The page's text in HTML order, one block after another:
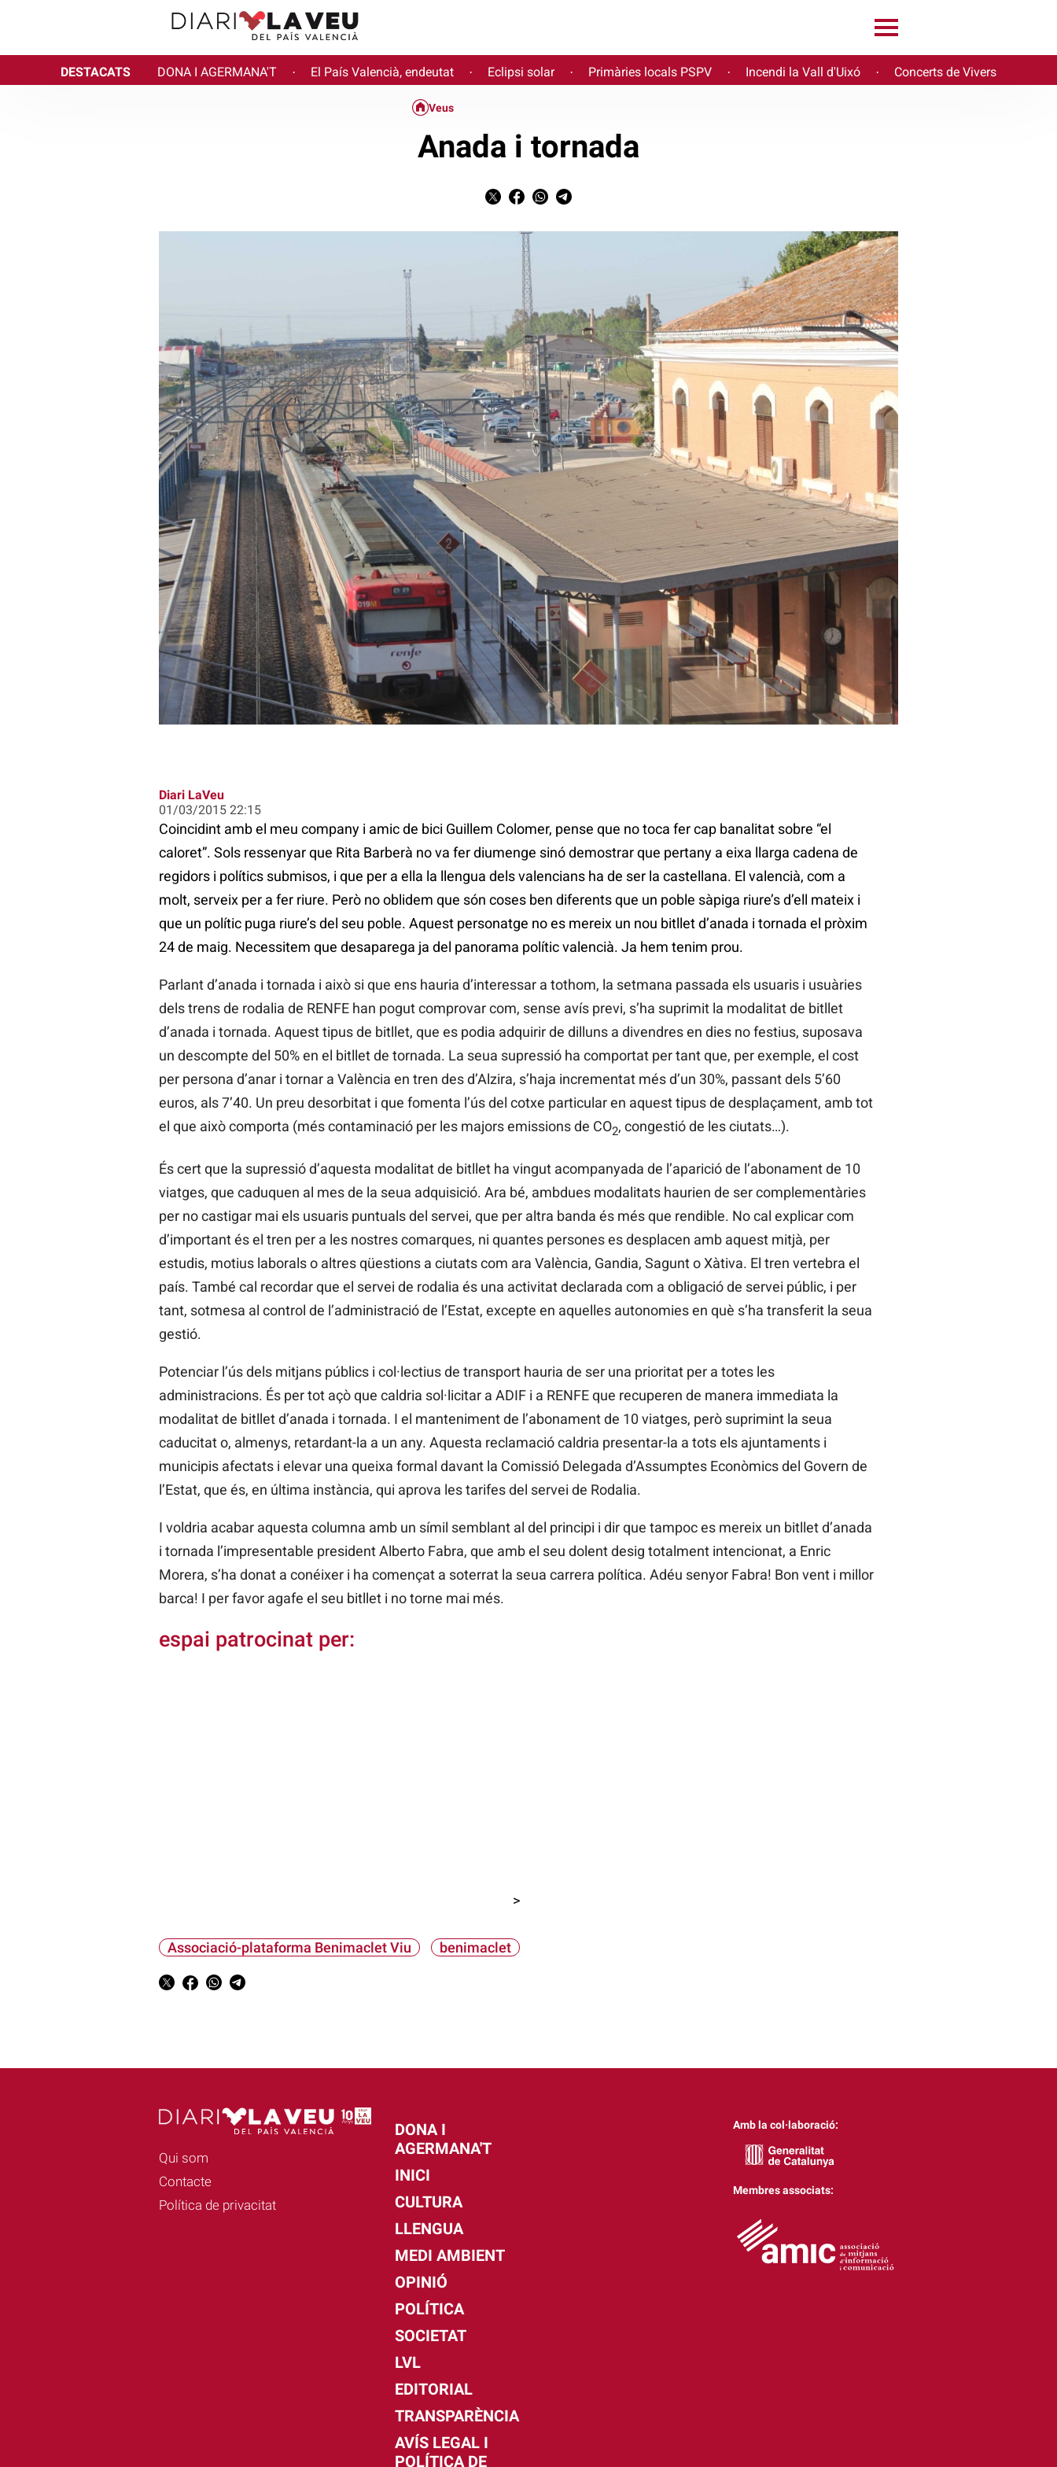
DESTACATS DONA I AGERMANA'T · El País Valencià, endeutat · Eclipsi solar · Primàries locals PSPV · Incendi la Vall d'Uixó · Concerts de Vivers
Veus
Anada i tornada
Diari LaVeu
01/03/2015 22:15
Coincidint amb el meu company i amic de bici Guillem Colomer, pense que no toca fer cap banalitat sobre “el
caloret”. Sols ressenyar que Rita Barberà no va fer diumenge sinó demostrar que pertany a eixa llarga cadena de
regidors i polítics submisos, i que per a ella la llengua dels valencians ha de ser la castellana. El valencià, com a
molt, serveix per a fer riure. Però no oblidem que són coses ben diferents que un poble sàpiga riure’s d’ell mateix i
que un polític puga riure’s del seu poble. Aquest personatge no es mereix un nou bitllet d’anada i tornada el pròxim
24 de maig. Necessitem que desaparega ja del panorama polític valencià. Ja hem tenim prou.
Parlant d’anada i tornada i això si que ens hauria d’interessar a tothom, la setmana passada els usuaris i usuàries
dels trens de rodalia de RENFE han pogut comprovar com, sense avís previ, s’ha suprimit la modalitat de bitllet
d’anada i tornada. Aquest tipus de bitllet, que es podia adquirir de dilluns a divendres en dies no festius, suposava
un descompte del 50% en el bitllet de tornada. La seua supressió ha comportat per tant que, per exemple, el cost
per persona d’anar i tornar a València en tren des d’Alzira, s’haja incrementat més d’un 30%, passant dels 5’60
euros, als 7’40. Un preu desorbitat i que fomenta l’ús del cotxe particular en aquest tipus de desplaçament, amb tot
el que això comporta (més contaminació per les majors emissions de CO2, congestió de les ciutats…).
És cert que la supressió d’aquesta modalitat de bitllet ha vingut acompanyada de l’aparició de l’abonament de 10
viatges, que caduquen al mes de la seua adquisició. Ara bé, ambdues modalitats haurien de ser complementàries
per no castigar mai els usuaris puntuals del servei, que per altra banda és més que rendible. No cal explicar com
d’important és el tren per a les nostres comarques, ni quantes persones es desplacen amb aquest mitjà, per
estudis, motius laborals o altres qüestions a ciutats com ara València, Gandia, Sagunt o Xàtiva. El tren vertebra el
país. També cal recordar que el servei de rodalia és una activitat declarada com a obligació de servei públic, i per
tant, sotmesa al control de l’administració de l’Estat, excepte en aquelles autonomies en què s’ha transferit la seua
gestió.
Potenciar l’ús dels mitjans públics i col·lectius de transport hauria de ser una prioritat per a totes les
administracions. És per tot açò que caldria sol·licitar a ADIF i a RENFE que recuperen de manera immediata la
modalitat de bitllet d’anada i tornada. I el manteniment de l’abonament de 10 viatges, però suprimint la seua
caducitat o, almenys, retardant-la a un any. Aquesta reclamació caldria presentar-la a tots els ajuntaments i
municipis afectats i elevar una queixa formal davant la Comissió Delegada d’Assumptes Econòmics del Govern de
l’Estat, que és, en última instància, qui aprova les tarifes del servei de Rodalia.
I voldria acabar aquesta columna amb un símil semblant al del principi i dir que tampoc es mereix un bitllet d’anada
i tornada l’impresentable president Alberto Fabra, que amb el seu dolent desig totalment intencionat, a Enric
Morera, s’ha donat a conéixer i ha començat a soterrat la seua carrera política. Adéu senyor Fabra! Bon vent i millor
barca! I per favor agafe el seu bitllet i no torne mai més.
espai patrocinat per:
>
Associació-plataforma Benimaclet Viu benimaclet
Qui som
Contacte
Política de privacitat
DONA I
AGERMANA'T
INICI
CULTURA
LLENGUA
MEDI AMBIENT
OPINIÓ
POLÍTICA
SOCIETAT
LVL
EDITORIAL
TRANSPARÈNCIA
AVÍS LEGAL I
POLÍTICA DE
Amb la col·laboració:
Membres associats: